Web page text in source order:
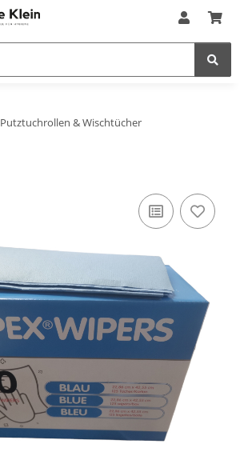
Putztuchrollen & Wischtücher